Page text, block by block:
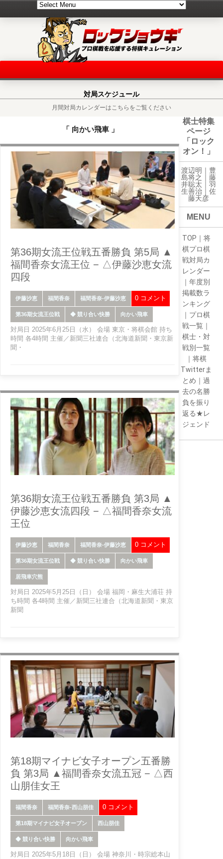
対局スケジュール
月間対局カレンダーはこちらをご覧ください
「 向かい飛車 」
第36期女流王位戦五番勝負 第5局 ▲
福間香奈女流王位 − △伊藤沙恵女流
四段
伊藤沙恵 福間香奈 福間香奈-伊藤沙恵
第36期女流王位戦 ◆ 競り合い快勝 向かい飛車
0 コメント
対局日 2025年6月25日（水） 会場 東京・将棋会館 持ち
時間 各4時間 主催／新聞三社連合（北海道新聞・東京新
聞・
第36期女流王位戦五番勝負 第3局 ▲
伊藤沙恵女流四段 − △福間香奈女流
王位
伊藤沙恵 福間香奈 福間香奈-伊藤沙恵
第36期女流王位戦 ◆ 競り合い快勝 向かい飛車
居飛車穴熊
0 コメント
対局日 2025年5月25日（日） 会場 福岡・麻生大浦荘 持
ち時間 各4時間 主催／新聞三社連合（北海道新聞・東京
新聞
第18期マイナビ女子オープン五番勝
負 第3局 ▲福間香奈女流五冠 − △西
山朋佳女王
福間香奈 福間香奈-西山朋佳
第18期マイナビ女子オープン 西山朋佳
◆ 競り合い快勝 向かい飛車
0 コメント
対局日 2025年5月18日（日） 会場 神奈川・時宗総本山
棋士特集
ページ
「ロック
オン！」
渡辺明｜ 豊
島将之
藤
井聡太
羽
生善治
佐
藤天彦
MENU
TOP ｜ 将
棋プロ棋
戦対局カ
レンダー
｜ 年度別
掲載数ラ
ンキング
｜ プロ棋
戦一覧 ｜
棋士・対
戦別一覧
｜ 将棋
Twitterま
とめ ｜ 過
去の名勝
負を振り
返る★レ
ジェンド